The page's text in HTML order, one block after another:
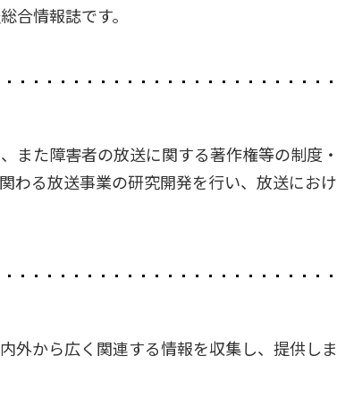
合情報誌です。
また障害者の放送に関する著作権等の制度・
わる放送事業の研究開発を行い、放送におけ
外から広く関連する情報を収集し、提供しま